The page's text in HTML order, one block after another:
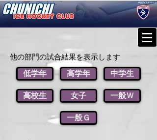
他の部門の試合結果を表示します
低学年
高校生
高学年
女子
中学生
一般Ｗ
一般Ｇ